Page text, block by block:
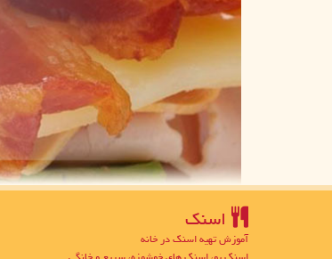
اسنك
آموزش تهیه اسنک در خانه